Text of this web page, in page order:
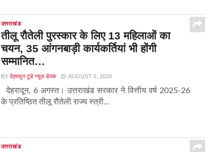
उत्तराखंड
तीलू रौतेली पुरस्कार के लिए 13 महिलाओं का
चयन, 35 आंगनबाड़ी कार्यकर्तियां भी होंगी
सम्मानित…
BY देहरादून टुडे न्यूज़ डेस्क AUGUST 6, 2026
देहरादून, 6 अगस्त। उत्तराखंड सरकार ने वित्तीय वर्ष 2025-26
के प्रतिष्ठित तीलू रौतेली राज्य स्त्री...
उत्तराखंड